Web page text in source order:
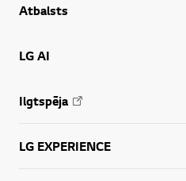
Atbalsts
LG AI
Ilgtspēja
LG EXPERIENCE